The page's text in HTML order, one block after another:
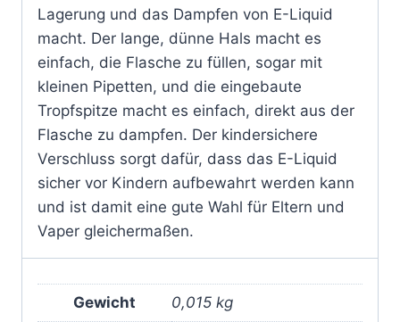
Lagerung und das Dampfen von E-Liquid
macht. Der lange, dünne Hals macht es
einfach, die Flasche zu füllen, sogar mit
kleinen Pipetten, und die eingebaute
Tropfspitze macht es einfach, direkt aus der
Flasche zu dampfen. Der kindersichere
Verschluss sorgt dafür, dass das E-Liquid
sicher vor Kindern aufbewahrt werden kann
und ist damit eine gute Wahl für Eltern und
Vaper gleichermaßen.
Gewicht 0,015 kg